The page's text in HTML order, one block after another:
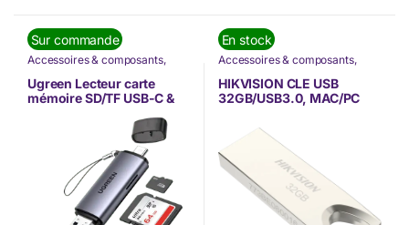
Sur commande
Accessoires & composants,
Ugreen
Ugreen Lecteur carte
mémoire SD/TF USB-C &
En stock
Accessoires & composants,
Marques
HIKVISION CLE USB
32GB/USB3.0, MAC/PC